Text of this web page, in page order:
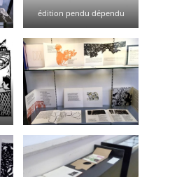
édition pendu dépendu